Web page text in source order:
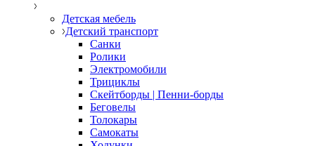
Детская мебель
Детский транспорт
Санки
Ролики
Электромобили
Трициклы
Скейтборды | Пенни-борды
Беговелы
Толокары
Самокаты